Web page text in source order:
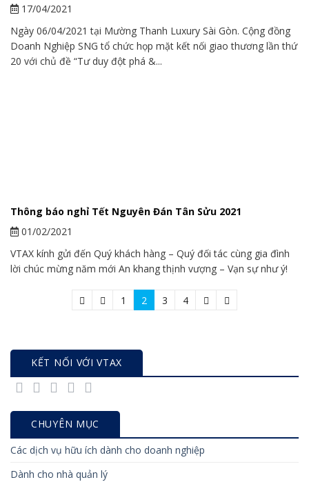
17/04/2021
Ngày 06/04/2021 tại Mường Thanh Luxury Sài Gòn. Cộng đồng
Doanh Nghiệp SNG tổ chức họp mặt kết nối giao thương lần thứ
20 với chủ đề “Tư duy đột phá &...
Thông báo nghỉ Tết Nguyên Đán Tân Sửu 2021
01/02/2021
VTAX kính gửi đến Quý khách hàng – Quý đối tác cùng gia đình
lời chúc mừng năm mới An khang thịnh vượng – Vạn sự như ý!
1 2 3 4
KẾT NỐI VỚI VTAX
CHUYÊN MỤC
Các dịch vụ hữu ích dành cho doanh nghiệp
Dành cho nhà quản lý